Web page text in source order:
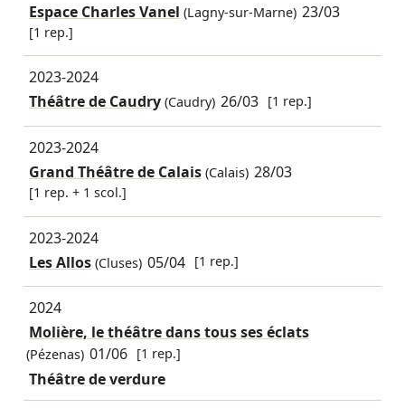
Espace Charles Vanel (Lagny-sur-Marne) 23/03
[1 rep.]
2023-2024
Théâtre de Caudry(Caudry) 26/03 [1 rep.]
2023-2024
Grand Théâtre de Calais(Calais) 28/03
[1 rep. + 1 scol.]
2023-2024
Les Allos(Cluses) 05/04 [1 rep.]
2024
Molière, le théâtre dans tous ses éclats
(Pézenas) 01/06 [1 rep.]
Théâtre de verdure